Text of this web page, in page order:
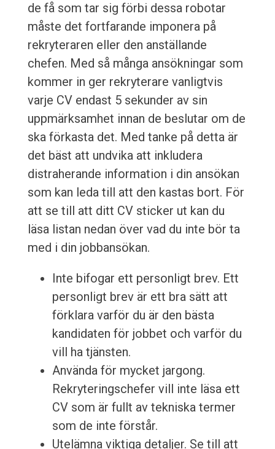
de få som tar sig förbi dessa robotar
måste det fortfarande imponera på
rekryteraren eller den anställande
chefen. Med så många ansökningar som
kommer in ger rekryterare vanligtvis
varje CV endast 5 sekunder av sin
uppmärksamhet innan de beslutar om de
ska förkasta det. Med tanke på detta är
det bäst att undvika att inkludera
distraherande information i din ansökan
som kan leda till att den kastas bort. För
att se till att ditt CV sticker ut kan du
läsa listan nedan över vad du inte bör ta
med i din jobbansökan.
Inte bifogar ett personligt brev. Ett
personligt brev är ett bra sätt att
förklara varför du är den bästa
kandidaten för jobbet och varför du
vill ha tjänsten.
Använda för mycket jargong.
Rekryteringschefer vill inte läsa ett
CV som är fullt av tekniska termer
som de inte förstår.
Utelämna viktiga detaljer. Se till att